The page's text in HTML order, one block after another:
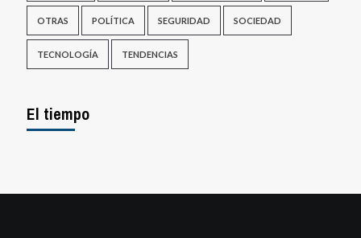
OTRAS POLÍTICA SEGURIDAD SOCIEDAD
TECNOLOGÍA TENDENCIAS
El tiempo